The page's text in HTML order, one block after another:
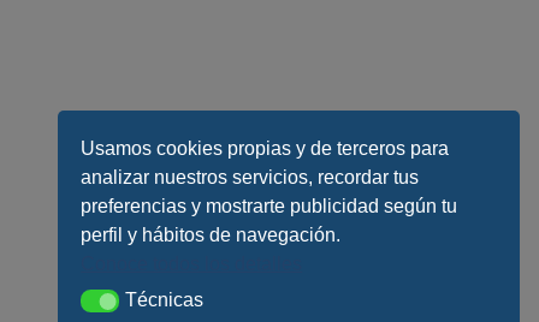
Usamos cookies propias y de terceros para
analizar nuestros servicios, recordar tus
preferencias y mostrarte publicidad según tu
perfil y hábitos de navegación.
TécnicasTécnicas